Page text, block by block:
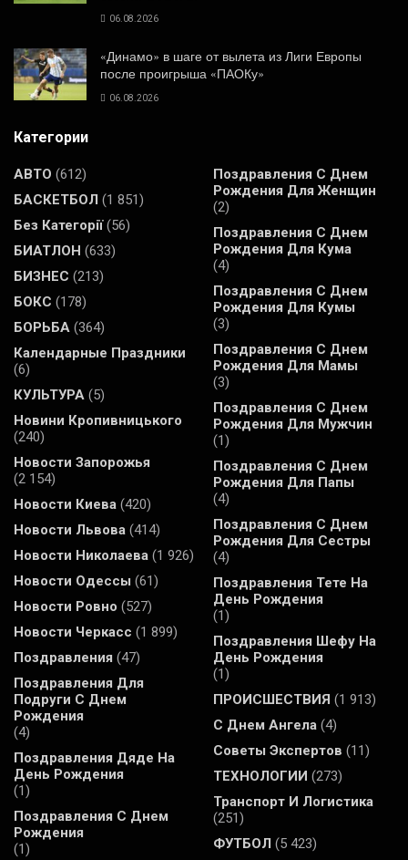
06.08.2026
«Динамо» в шаге от вылета из Лиги Европы
после проигрыша «ПАОКу»
06.08.2026
Категории
АВТО (612)
БАСКЕТБОЛ (1 851)
Без Категорії(56)
БИАТЛОН (633)
БИЗНЕС (213)
БОКС (178)
БОРЬБА (364)
Календарные Праздники
(6)
КУЛЬТУРА (5)
Новини Кропивницького
(240)
Новости Запорожья
(2 154)
Новости Киева (420)
Новости Львова (414)
Новости Николаева (1 926)
Новости Одессы (61)
Новости Ровно (527)
Новости Черкасс (1 899)
Поздравления (47)
Поздравления Для
Подруги С Днем
Рождения
(4)
Поздравления Дяде На
День Рождения
(1)
Поздравления С Днем
Рождения
(1)
Поздравления С Днем
Рождения Для Женщин
(2)
Поздравления С Днем
Рождения Для Кума
(4)
Поздравления С Днем
Рождения Для Кумы
(3)
Поздравления С Днем
Рождения Для Мамы
(3)
Поздравления С Днем
Рождения Для Мужчин
(1)
Поздравления С Днем
Рождения Для Папы
(4)
Поздравления С Днем
Рождения Для Сестры
(4)
Поздравления Тете На
День Рождения
(1)
Поздравления Шефу На
День Рождения
(1)
ПРОИСШЕСТВИЯ (1 913)
С Днем Ангела (4)
Советы Экспертов (11)
ТЕХНОЛОГИИ (273)
Транспорт И Логистика
(251)
ФУТБОЛ (5 423)